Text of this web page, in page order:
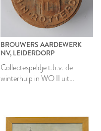
BROUWERS AARDEWERK
NV, LEIDERDORP
Collectespeldje t.b.v. de
winterhulp in WO II uit